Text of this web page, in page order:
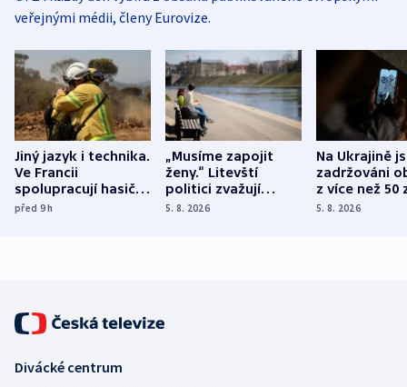
veřejnými médii, členy Eurovize.
Jiný jazyk i technika.
Ve Francii
spolupracují hasiči z
různých zemí
před 9h
„Musíme zapojit
ženy.“ Litevští
politici zvažují
dohodu o
5. 8. 2026
Na Ukrajině
zadržováni
z více než 50
Bojovali na
5. 8. 2026
Divácké centrum